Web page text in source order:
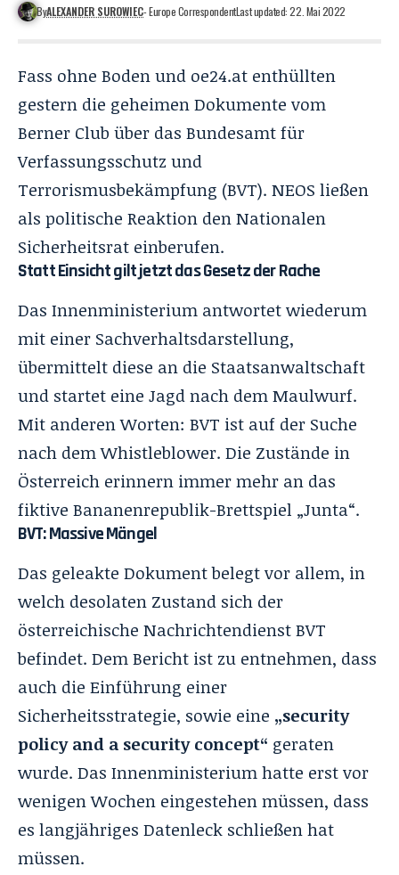
ByALEXANDER SUROWIEC- Europe CorrespondentLast updated: 22. Mai 2022
Fass ohne Bodenund oe24.at enthüllten
gestern die geheimen Dokumente vom
Berner Club über das Bundesamt für
Verfassungsschutz und
Terrorismusbekämpfung (BVT). NEOS ließen
als politische Reaktion den Nationalen
Sicherheitsrat einberufen.
Statt Einsicht gilt jetzt das Gesetz der Rache
Das Innenministerium antwortet wiederum
mit einer Sachverhaltsdarstellung,
übermittelt diese an die Staatsanwaltschaft
und startet eine Jagd nach dem Maulwurf.
Mit anderen Worten: BVT ist auf der Suche
nach dem Whistleblower. Die Zustände in
Österreich erinnern immer mehr an das
fiktive Bananenrepublik-Brettspiel „Junta“.
BVT: Massive Mängel
Das geleakte Dokument belegt vor allem, in
welch desolaten Zustand sich der
österreichische Nachrichtendienst BVT
befindet. Dem Bericht ist zu entnehmen, dass
auch die Einführung einer
Sicherheitsstrategie, sowie eine „security
policy and a security concept“ geraten
wurde. Das Innenministerium hatte erst vor
wenigen Wochen eingestehen müssen, dass
es langjähriges Datenleck schließen hat
müssen.